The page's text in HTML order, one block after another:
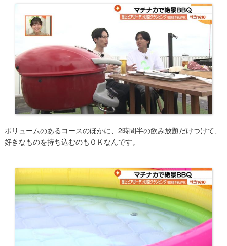
ボリュームのあるコースのほかに、2時間半の飲み放題だけつけて、
好きなものを持ち込むのもＯＫなんです。